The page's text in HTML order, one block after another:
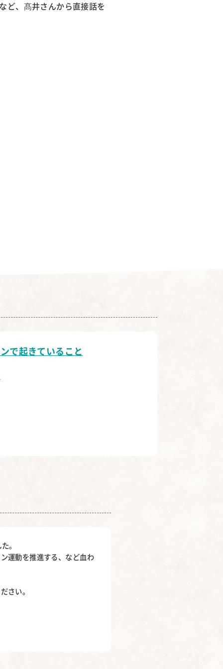
ど、髙井さんから直接話を
で起きていること
。
運動を推進する、など血わ
さい。